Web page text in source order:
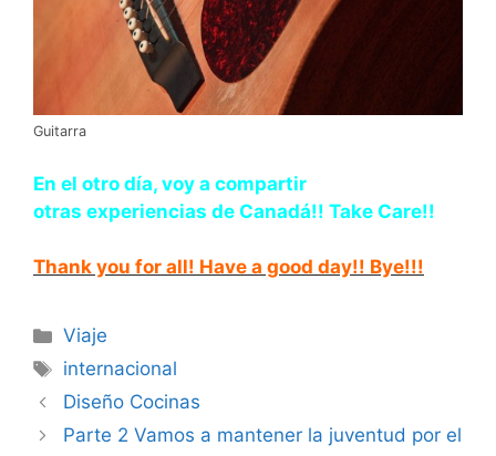
Guitarra
En el otro día, voy a compartir
otras experiencias de Canadá!! Take Care!!
Thank you for all! Have a good day!! Bye!!!
Categorías
Viaje
Etiquetas
internacional
Diseño Cocinas
Parte 2 Vamos a mantener la juventud por el